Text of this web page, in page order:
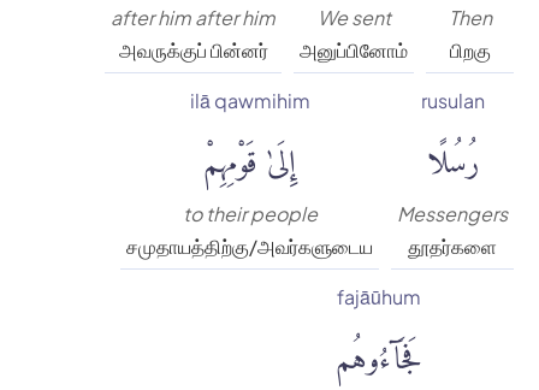
Then
பிறகு
We sent
அனுப்பினோம்
after him after him
அவருக்குப் பின்னர்
rusulan
رُسُلًا
Messengers
தூதர்களை
ilā qawmihim
إِلَىٰ قَوْمِهِمْ
to their people
சமுதாயத்திற்கு/அவர்களுடைய
fajāūhum
فَجَآءُوهُم